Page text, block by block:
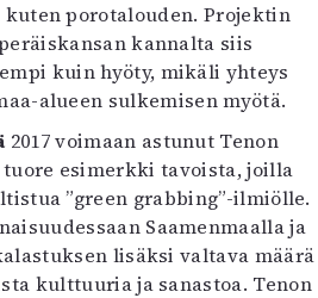
porotalouden. Projektin
kannalta siis
kuin hyöty, mikäli yhteys
alueen sulkemisen myötä.
2017 voimaan astunut Tenon
esimerkki tavoista, joilla
”green grabbing”-ilmiölle.
Saamenmaalla ja
lisäksi valtava määrä
kulttuuria ja sanastoa. Tenon